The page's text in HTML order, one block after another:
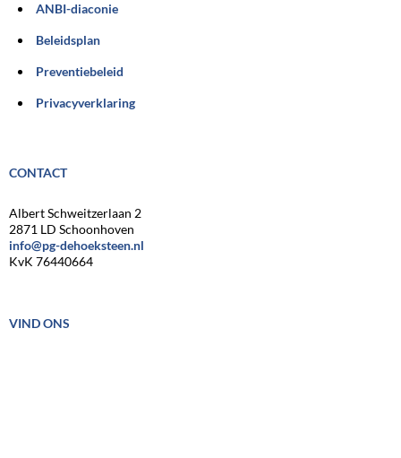
ANBI-diaconie
Beleidsplan
Preventiebeleid
Privacyverklaring
CONTACT
Albert Schweitzerlaan 2
2871 LD Schoonhoven
info@pg-dehoeksteen.nl
KvK 76440664
VIND ONS